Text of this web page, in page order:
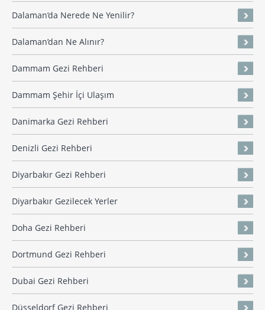
Dalaman’da Nerede Ne Yenilir?
Dalaman’dan Ne Alınır?
Dammam Gezi Rehberi
Dammam Şehir İçi Ulaşım
Danimarka Gezi Rehberi
Denizli Gezi Rehberi
Diyarbakır Gezi Rehberi
Diyarbakır Gezilecek Yerler
Doha Gezi Rehberi
Dortmund Gezi Rehberi
Dubai Gezi Rehberi
Düsseldorf Gezi Rehberi